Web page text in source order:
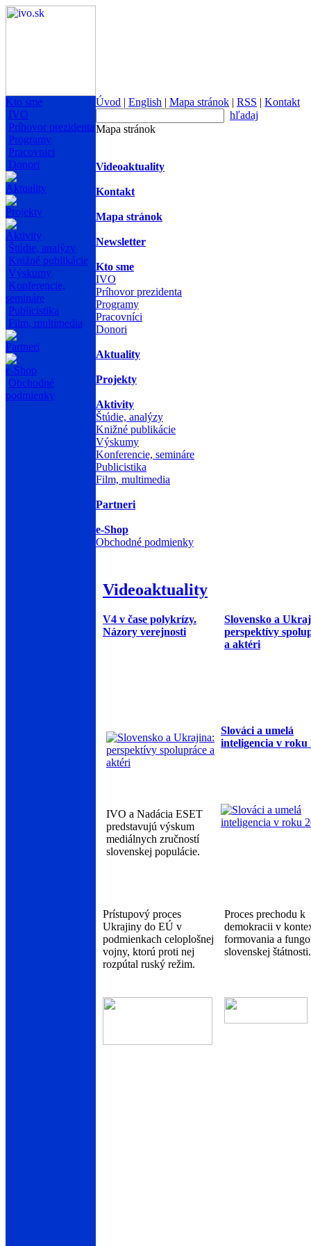
Kto sme
IVO
Príhovor prezidenta
Programy
Pracovníci
Donori
Aktuality
Projekty
Aktivity
Štúdie, analýzy
Knižné publikácie
Výskumy
Konferencie,
semináre
Publicistika
Film, multimedia
Partneri
e-Shop
Obchodné
podmienky
Úvod | English | Mapa stránok | RSS | Kontakt
hľadaj
Mapa stránok
Videoaktuality
Kontakt
Mapa stránok
Newsletter
Kto sme
IVO
Príhovor prezidenta
Programy
Pracovníci
Donori
Aktuality
Projekty
Aktivity
Štúdie, analýzy
Knižné publikácie
Výskumy
Konferencie, semináre
Publicistika
Film, multimedia
Partneri
e-Shop
Obchodné podmienky
Videoaktuality
V4 v čase polykrízy.
Názory verejnosti
Slovensko a
perspektívy
a aktéri
Slováci a umelá
inteligencia v roku
IVO a Nadácia ESET
predstavujú výskum
mediálnych zručností
slovenskej populácie.
Prístupový proces
Ukrajiny do EÚ v
podmienkach celoplošnej
vojny, ktorú proti nej
rozpútal ruský režim.
Proces prechodu k
demokracii v
formovania a
slovenskej štátnosti.